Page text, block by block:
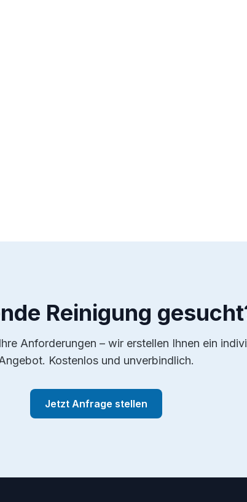
Reinigung
Anforderungen – wir erstellen Ihnen ein
Kostenlos und unverbindlich.
Jetzt Anfrage stellen